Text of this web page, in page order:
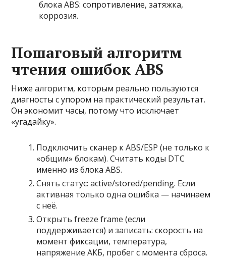
блока ABS: сопротивление, затяжка,
коррозия.
Пошаговый алгоритм
чтения ошибок ABS
Ниже алгоритм, которым реально пользуются
диагносты с упором на практический результат.
Он экономит часы, потому что исключает
«угадайку».
Подключить сканер к ABS/ESP (не только к
«общим» блокам). Считать коды DTC
именно из блока ABS.
Снять статус: active/stored/pending. Если
активная только одна ошибка — начинаем
с неё.
Открыть freeze frame (если
поддерживается) и записать: скорость на
момент фиксации, температура,
напряжение АКБ, пробег с момента сброса.